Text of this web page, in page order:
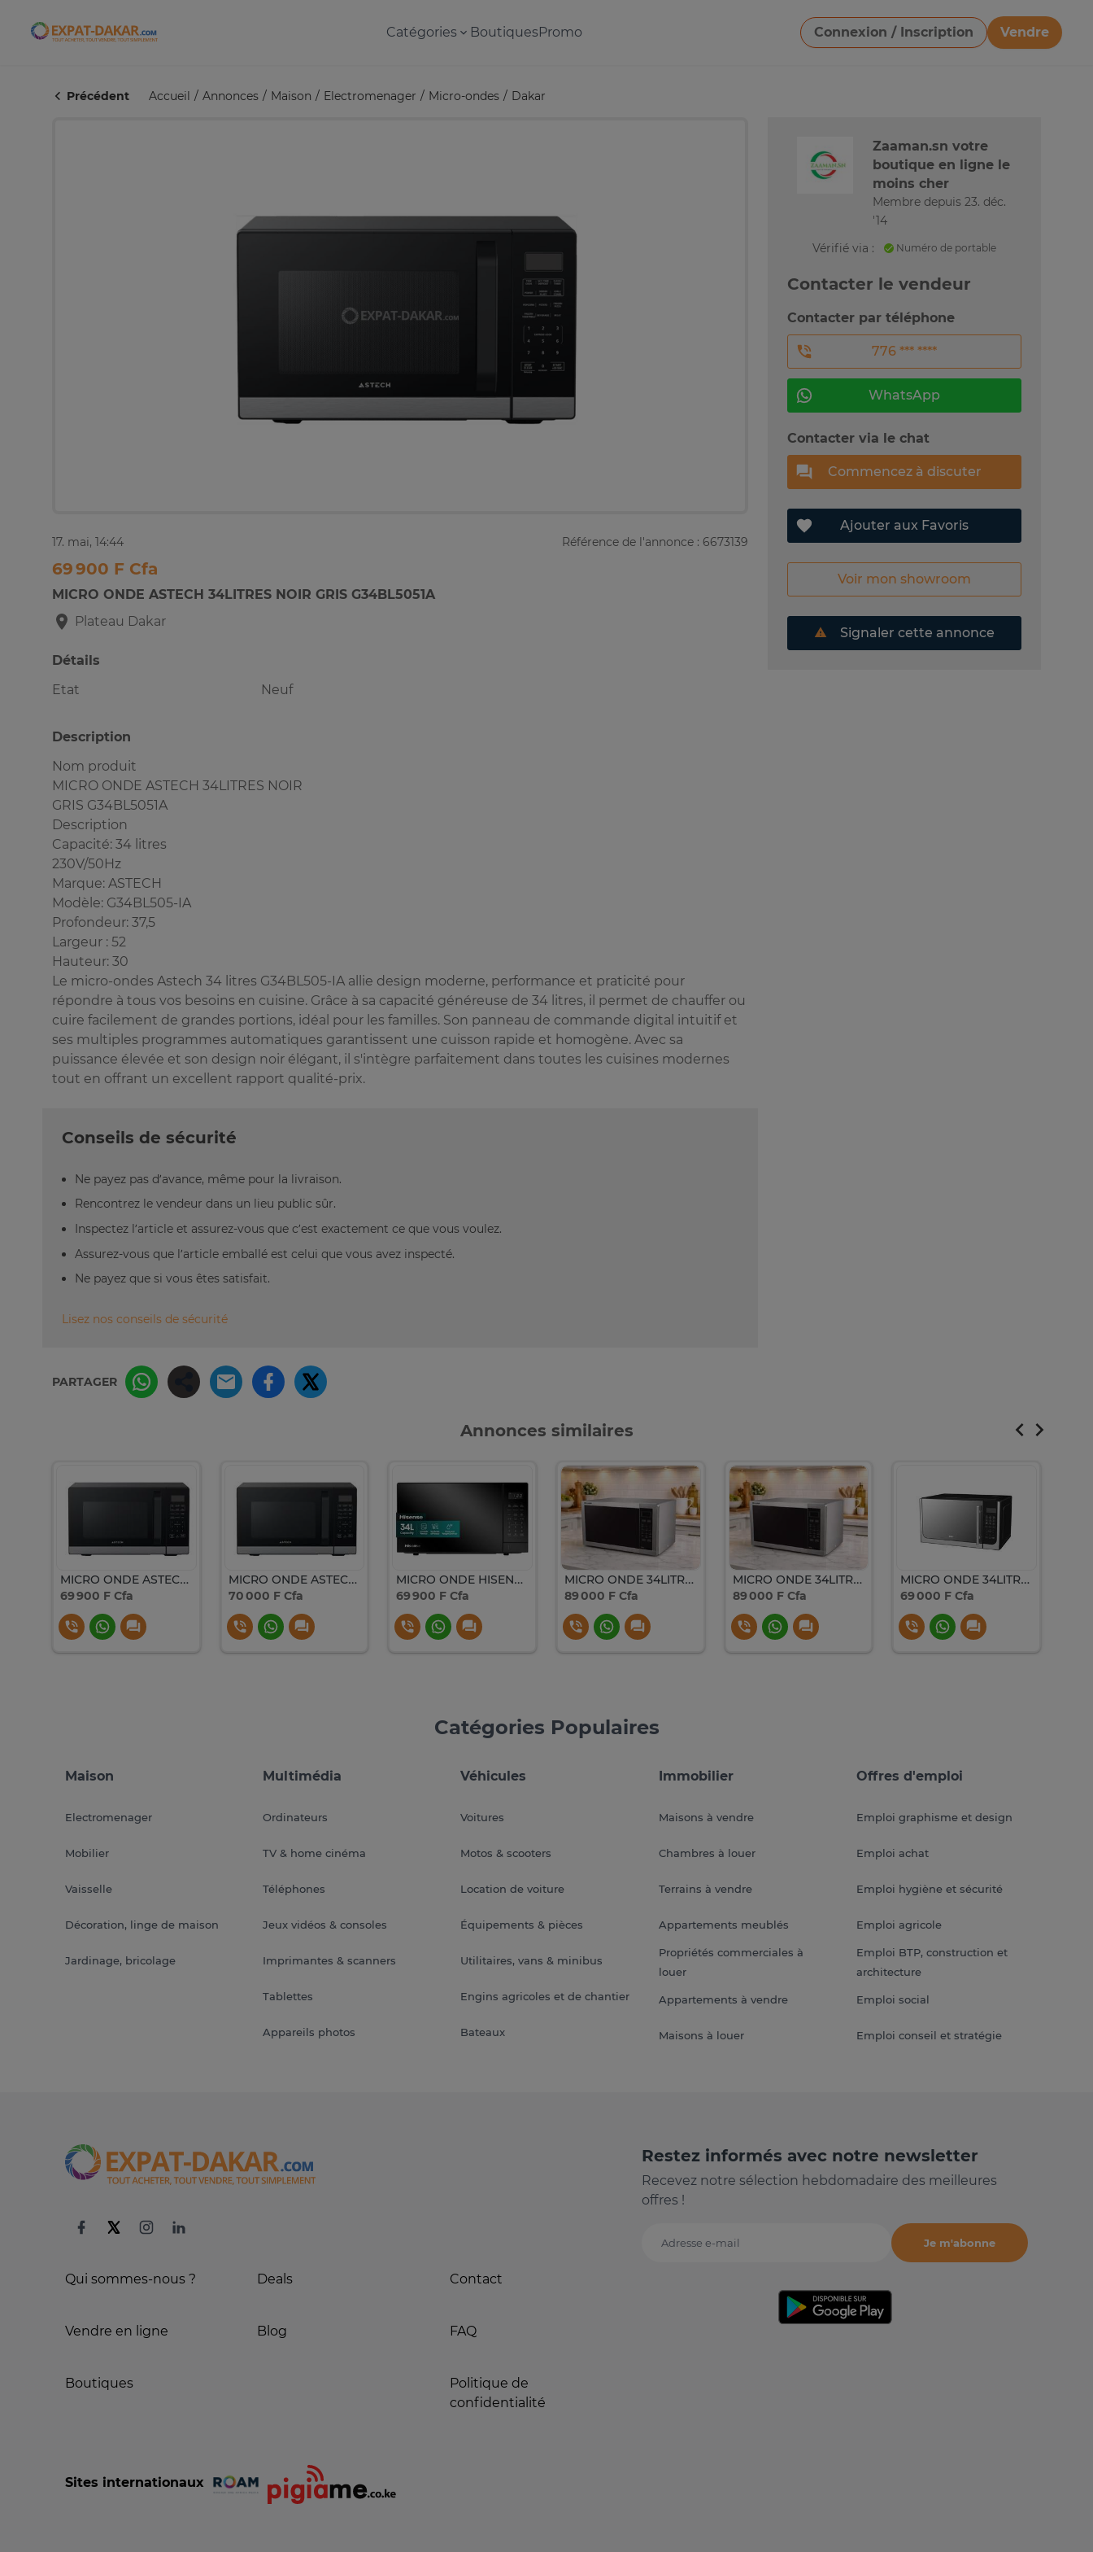
Expat-Dakar Catégories BoutiquesPromo Connexion / Inscription
Vendre
Télécharger une image
Précédent Accueil Annonces Maison Electromenager Micro-ondes Dakar
17. mai, 14:44 Référence de l'annonce : 6673139
69 900 F Cfa
MICRO ONDE ASTECH 34LITRES NOIR GRIS G34BL5051A
Plateau Dakar
Détails
Etat
Neuf
Description
Nom produit
MICRO ONDE ASTECH 34LITRES NOIR
GRIS G34BL5051A
Description
Capacité: 34 litres
230V/50Hz
Marque: ASTECH
Modèle: G34BL505-IA
Profondeur: 37,5
Largeur : 52
Hauteur: 30
Le micro-ondes Astech 34 litres G34BL505-IA allie design moderne, performance et praticité pour
répondre à tous vos besoins en cuisine. Grâce à sa capacité généreuse de 34 litres, il permet de chauffer ou
cuire facilement de grandes portions, idéal pour les familles. Son panneau de commande digital intuitif et
ses multiples programmes automatiques garantissent une cuisson rapide et homogène. Avec sa
puissance élevée et son design noir élégant, il s'intègre parfaitement dans toutes les cuisines modernes
tout en offrant un excellent rapport qualité-prix.
Conseils de sécurité
Ne payez pas d’avance, même pour la livraison.
Rencontrez le vendeur dans un lieu public sûr.
Inspectez l’article et assurez-vous que c’est exactement ce que vous voulez.
Assurez-vous que l’article emballé est celui que vous avez inspecté.
Ne payez que si vous êtes satisfait.
Lisez nos conseils de sécurité
PARTAGER
Zaaman.sn votre
boutique en ligne le
moins cher
Membre depuis 23. déc.
'14
Vérifié via :
Numéro de portable
Contacter le vendeur
Contacter par téléphone
776 *** ****
WhatsApp
Contacter via le chat
Commencez à discuter
Ajouter aux Favoris
Voir mon showroom
Signaler cette annonce
Annonces similaires
MICRO ONDE ASTECH 34LITRES NOIR GRIS
69 900 F Cfa
MICRO ONDE ASTECH 34LITRES NOIR AVEC GRILLE
70 000 F Cfa
MICRO ONDE HISENSE 34LITRES AVEC GRILLE NOIR
69 900 F Cfa
MICRO ONDE 34LITRES SHARP GRIS R77ATST
89 000 F Cfa
MICRO ONDE 34LITRES SHARP GRIS R77ATST
89 000 F Cfa
MICRO ONDE 34LITRES YAKI AVEC GRILLE NOIR YEC34PGP3
69 000 F Cfa
Catégories Populaires
Maison
Electromenager
Mobilier
Vaisselle
Décoration, linge de maison
Jardinage, bricolage
Multimédia
Ordinateurs
TV & home cinéma
Téléphones
Jeux vidéos & consoles
Imprimantes & scanners
Tablettes
Appareils photos
Véhicules
Voitures
Motos & scooters
Location de voiture
Équipements & pièces
Utilitaires, vans & minibus
Engins agricoles et de chantier
Bateaux
Immobilier
Maisons à vendre
Chambres à louer
Terrains à vendre
Appartements meublés
Propriétés commerciales à
louer
Appartements à vendre
Maisons à louer
Offres d'emploi
Emploi graphisme et design
Emploi achat
Emploi hygiène et sécurité
Emploi agricole
Emploi BTP, construction et
architecture
Emploi social
Emploi conseil et stratégie
Qui sommes-nous ?
Vendre en ligne
Boutiques
Deals
Blog
Contact
FAQ
Politique de
confidentialité
Restez informés avec notre newsletter
Recevez notre sélection hebdomadaire des meilleures
offres !
Adresse e-mail
Je m'abonne
Sites internationaux